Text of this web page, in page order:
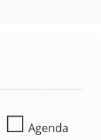
☐ Agenda